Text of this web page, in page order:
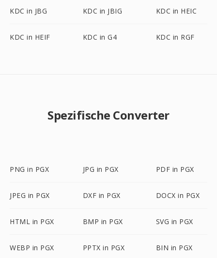
KDC in JBG KDC in JBIG KDC in HEIC
KDC in HEIF KDC in G4 KDC in RGF
Spezifische Converter
PNG in PGX JPG in PGX PDF in PGX
JPEG in PGX DXF in PGX DOCX in PGX
HTML in PGX BMP in PGX SVG in PGX
WEBP in PGX PPTX in PGX BIN in PGX